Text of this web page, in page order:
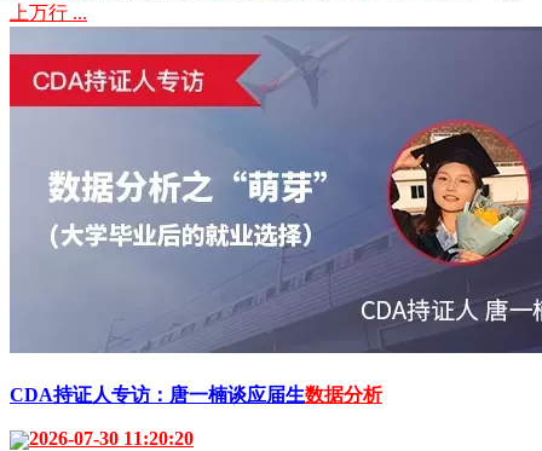
上万行 ...
CDA持证人专访：唐一楠谈应届生数据分析
2026-07-30 11:20:20